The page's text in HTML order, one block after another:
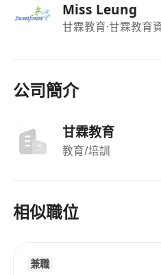
Miss Leung
甘霖教育·甘霖教育
公司簡介
甘霖教育
教育/培訓
相似職位
兼職